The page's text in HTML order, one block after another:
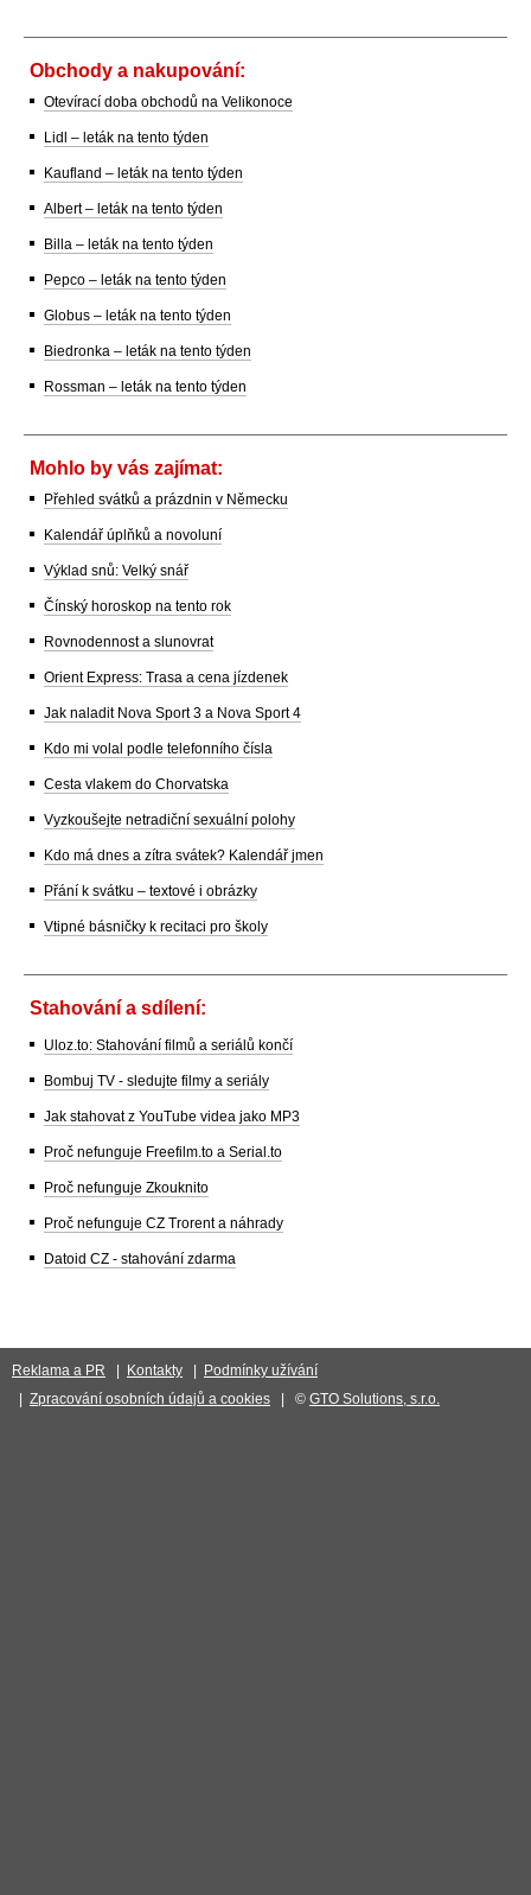
Obchody a nakupování:
Otevírací doba obchodů na Velikonoce
Lidl – leták na tento týden
Kaufland – leták na tento týden
Albert – leták na tento týden
Billa – leták na tento týden
Pepco – leták na tento týden
Globus – leták na tento týden
Biedronka – leták na tento týden
Rossman – leták na tento týden
Mohlo by vás zajímat:
Přehled svátků a prázdnin v Německu
Kalendář úplňků a novoluní
Výklad snů: Velký snář
Čínský horoskop na tento rok
Rovnodennost a slunovrat
Orient Express: Trasa a cena jízdenek
Jak naladit Nova Sport 3 a Nova Sport 4
Kdo mi volal podle telefonního čísla
Cesta vlakem do Chorvatska
Vyzkoušejte netradiční sexuální polohy
Kdo má dnes a zítra svátek? Kalendář jmen
Přání k svátku – textové i obrázky
Vtipné básničky k recitaci pro školy
Stahování a sdílení:
Uloz.to: Stahování filmů a seriálů končí
Bombuj TV - sledujte filmy a seriály
Jak stahovat z YouTube videa jako MP3
Proč nefunguje Freefilm.to a Serial.to
Proč nefunguje Zkouknito
Proč nefunguje CZ Trorent a náhrady
Datoid CZ - stahování zdarma
Reklama a PR Kontakty
Podmínky užívání
Zpracování osobních údajů a cookies | © GTO Solutions, s.r.o.